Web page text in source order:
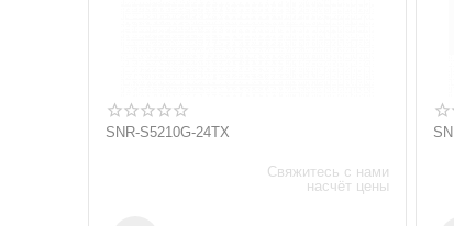
SNR-S5210G-24TX
Свяжитесь с нами
насчёт цены